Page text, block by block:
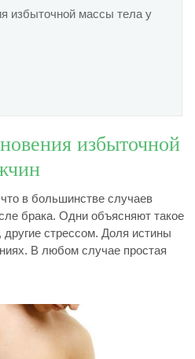
избыточной массы тела у
избыточной
в большинстве случаев
брака. Одни объясняют такое
стрессом. Доля истины
В любом случае простая